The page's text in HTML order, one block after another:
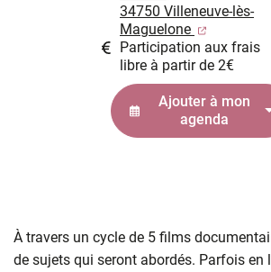
34750 Villeneuve-lès-
Maguelone
Participation aux frais
libre à partir de 2€
Ajouter à mon
agenda
À travers un cycle de 5 films
de sujets qui seront abordés. Parfois en